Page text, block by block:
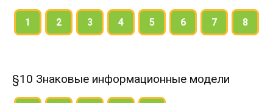
1 2 3 4 5 6 7 8
§10 Знаковые информационные модели